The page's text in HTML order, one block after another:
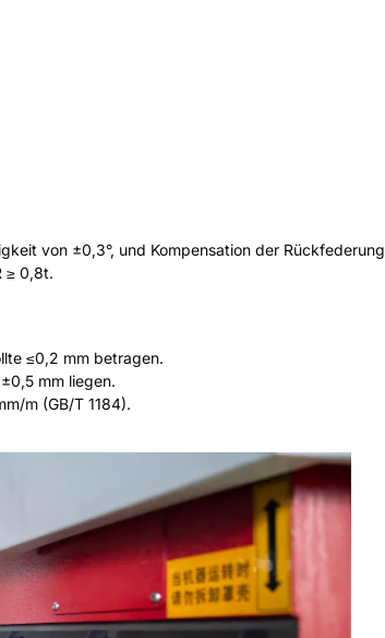
von ±0,3°, und Kompensation der Rückfederung
≥ 0,8t.
≤0,2 mm betragen.
mm liegen.
m (GB/T 1184).